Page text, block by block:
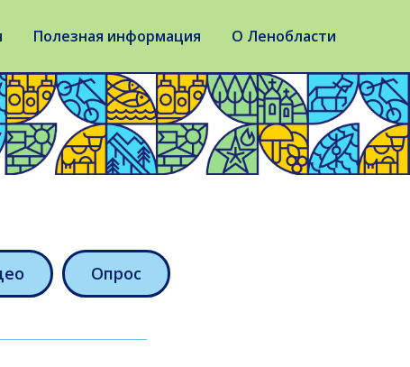
Полезная информация О Ленобласти
Опрос